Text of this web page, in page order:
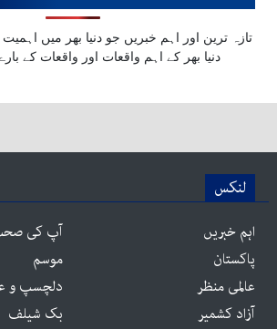
تازہ ترین اور اہم خبریں جو دنیا بھر میں
دنیا بھر کے اہم واقعات اور واقعات کے
لنکس
اہم خبریں
پاکستان
عالمی منظر
آزاد کشمیر
آپ کی
موسم
دلچسپ و
بک شیلف